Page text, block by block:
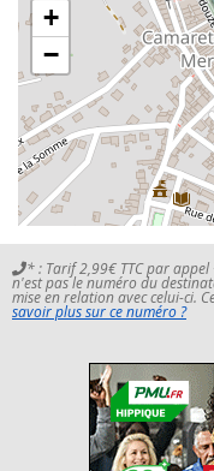
+
−
* : Tarif 2,99€ TTC par
n'est pas le numéro du
mise en relation avec celui-ci.
savoir plus sur ce numéro ?